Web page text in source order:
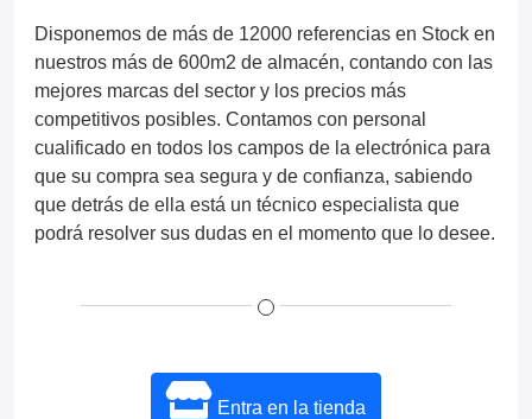
Disponemos de más de 12000 referencias en Stock en
nuestros más de 600m2 de almacén, contando con las
mejores marcas del sector y los precios más
competitivos posibles. Contamos con personal
cualificado en todos los campos de la electrónica para
que su compra sea segura y de confianza, sabiendo
que detrás de ella está un técnico especialista que
podrá resolver sus dudas en el momento que lo desee.
Entra en la tienda